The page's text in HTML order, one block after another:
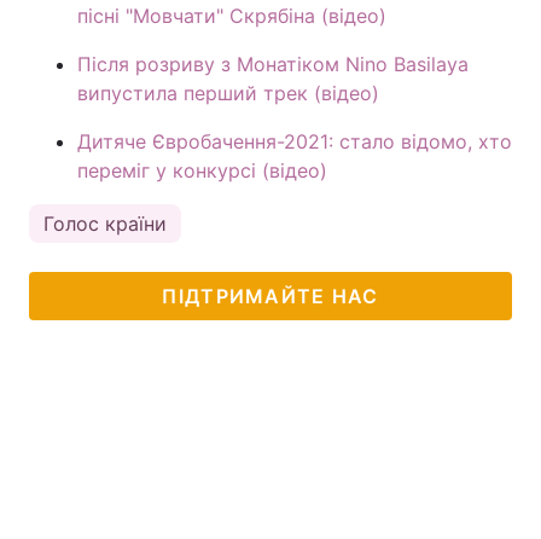
пісні "Мовчати" Скрябіна (відео)
Після розриву з Монатіком Nino Basilaya
випустила перший трек (відео)
Дитяче Євробачення-2021: стало відомо, хто
переміг у конкурсі (відео)
Голос країни
ПІДТРИМАЙТЕ НАС